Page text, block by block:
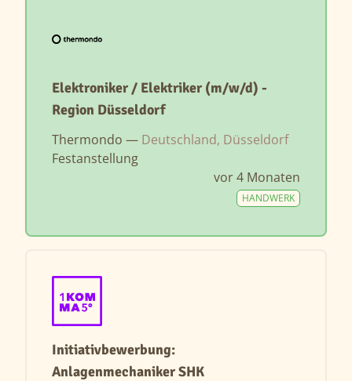
Elektroniker / Elektriker (m/w/d) -
Region Düsseldorf
Thermondo — Deutschland, Düsseldorf
Festanstellung
vor 4 Monaten
HANDWERK
Initiativbewerbung:
Anlagenmechaniker SHK